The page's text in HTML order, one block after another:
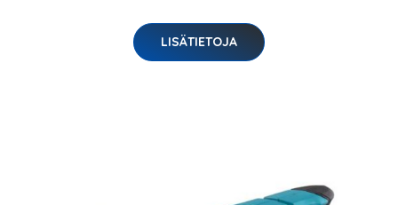
LISÄTIETOJA